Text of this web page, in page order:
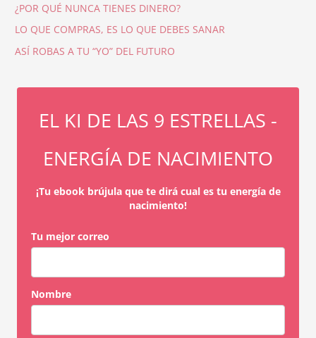
¿POR QUÉ NUNCA TIENES DINERO?
LO QUE COMPRAS, ES LO QUE DEBES SANAR
ASÍ ROBAS A TU “YO” DEL FUTURO
EL KI DE LAS 9 ESTRELLAS -
ENERGÍA DE NACIMIENTO
¡Tu ebook brújula que te dirá cual es tu energía de
nacimiento!
Tu mejor correo
Nombre